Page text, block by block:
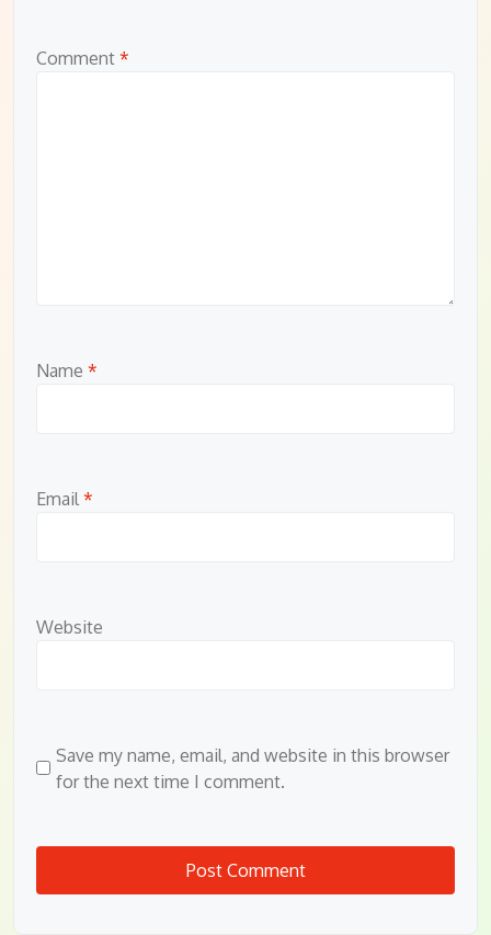
Comment *
Name *
Email *
Website
Save my name, email, and website in this browser
for the next time I comment.